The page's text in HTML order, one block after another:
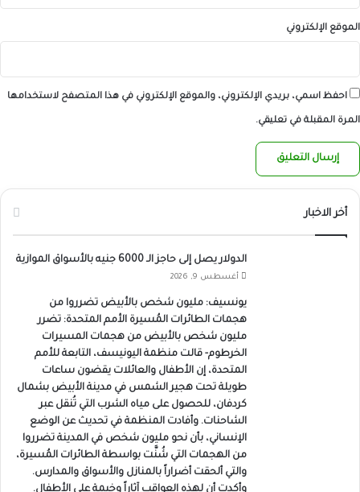
الموقع الإلكتروني
احفظ اسمي، بريدي الإلكتروني، والموقع الإلكتروني في هذا المتصفح لاستخدامها
المرة المقبلة في تعليقي.
أخر الاخبار
الدولار يصل إلى حاجز الـ 6000 جنيه بالأسواق الموازية
أغسطس 9, 2026
يونسيف: مليون شخص بالأبيض تضرروا من
هجمات الطائرات المُسيرة الأمم المتحدة: تضرر
مليون شخص بالأبيض من هجمات المسيرات
الخرطوم- قالت منظمة اليونيسف، التابعة للأمم
المتحدة، إن الأطفال والعائلات يقضون ساعات
طويلة تحت هجير الشمس في مدينة الأبيض بشمال
كردفان، للحصول على مياه الشرب التي تُنقل عبر
الشاحنات. وأفادت المنظمة في تحديث عن الوضع
الإنساني، بأن نحو مليون شخص في المدينة تضرروا
من الهجمات التي شُنَّت بواسطة الطائرات المُسيرة،
والتي ألحقت أضراراً بالمنازل والأسواق والمدارس.
وأكدت أن لهذه العواقب آثاراً وخيمة على الأطفال.